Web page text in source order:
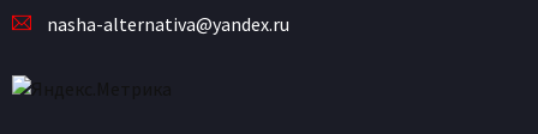
nasha-alternativa@yandex.ru